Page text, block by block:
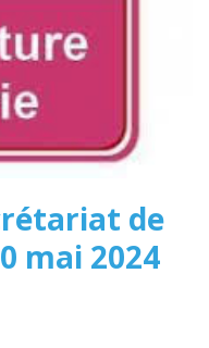
de
mai 2024